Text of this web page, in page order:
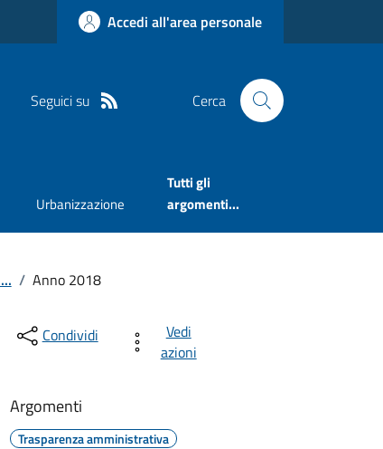
Accedi all'area personale
Seguici su Cerca
Urbanizzazione
Tutti gli
argomenti...
/ Anno 2018
Condividi
Vedi
azioni
Argomenti
Trasparenza amministrativa